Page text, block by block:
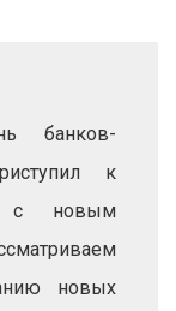
банков-
к
с новым
новых